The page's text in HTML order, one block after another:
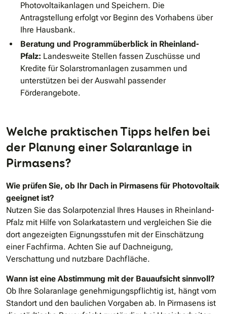
Photovoltaikanlagen und Speichern. Die
Antragstellung erfolgt vor Beginn des Vorhabens über
Ihre Hausbank.
Beratung und Programmüberblick in Rheinland-
Pfalz: Landesweite Stellen fassen Zuschüsse und
Kredite für Solarstromanlagen zusammen und
unterstützen bei der Auswahl passender
Förderangebote.
Welche praktischen Tipps helfen bei
der Planung einer Solaranlage in
Pirmasens?
Wie prüfen Sie, ob Ihr Dach in Pirmasens für Photovoltaik
geeignet ist?
Nutzen Sie das Solarpotenzial Ihres Hauses in Rheinland-
Pfalz mit Hilfe von Solarkatastern und vergleichen Sie die
dort angezeigten Eignungsstufen mit der Einschätzung
einer Fachfirma. Achten Sie auf Dachneigung,
Verschattung und nutzbare Dachfläche.
Wann ist eine Abstimmung mit der Bauaufsicht sinnvoll?
Ob Ihre Solaranlage genehmigungspflichtig ist, hängt vom
Standort und den baulichen Vorgaben ab. In Pirmasens ist